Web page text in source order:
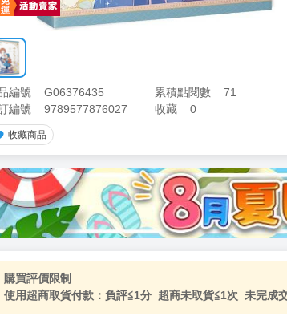
編號 G06376435 累積點閱數
71
編號
9789577876027 收藏 0
收藏商品
加價購 ( 共
(加購品) 買動漫★《$15元-加固紙箱包裝